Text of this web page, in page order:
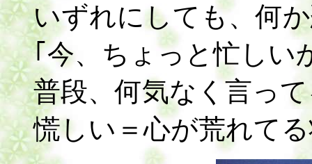
いずれにしても、何
｢今、ちょっと忙しい
普段、何気なく言っ
慌しい＝心が荒れて